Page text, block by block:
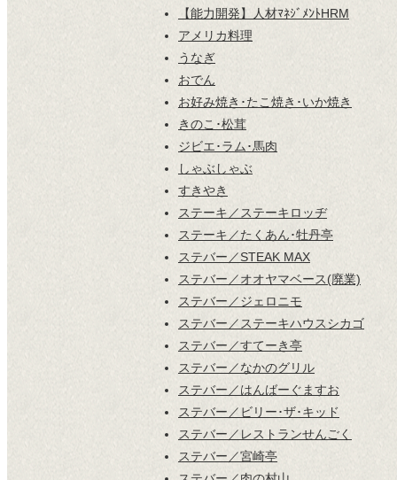
【能力開発】人材ﾏﾈｼﾞﾒﾝﾄHRM
アメリカ料理
うなぎ
おでん
お好み焼き･たこ焼き･いか焼き
きのこ･松茸
ジビエ･ラム･馬肉
しゃぶしゃぶ
すきやき
ステーキ／ステーキロッヂ
ステーキ／たくあん･牡丹亭
ステバー／STEAK MAX
ステバー／オオヤマベース(廃業)
ステバー／ジェロニモ
ステバー／ステーキハウスシカゴ
ステバー／すてーき亭
ステバー／なかのグリル
ステバー／はんばーぐますお
ステバー／ビリー･ザ･キッド
ステバー／レストランせんごく
ステバー／宮崎亭